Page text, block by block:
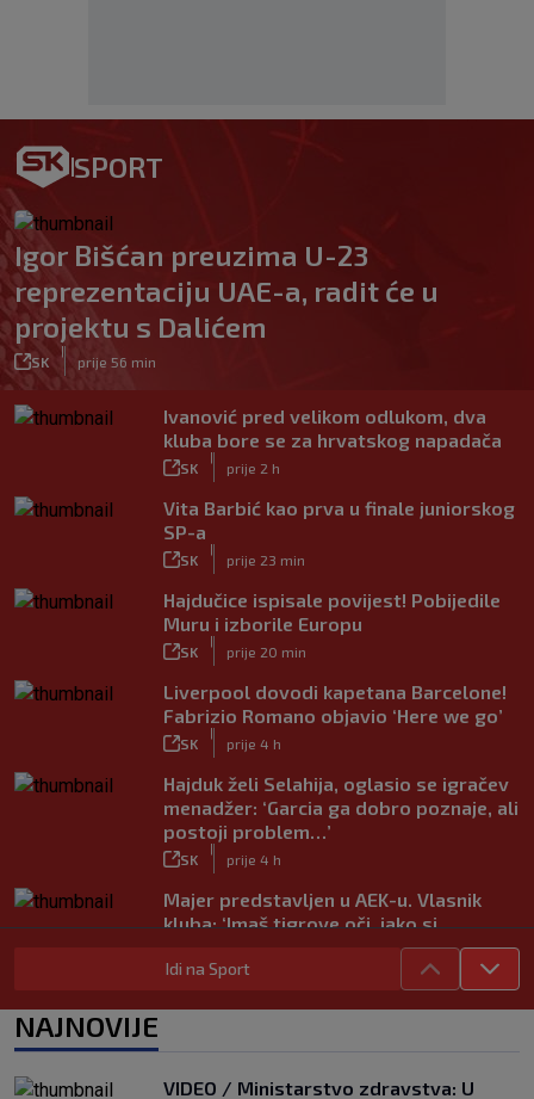
SPORT
Igor Bišćan preuzima U-23
reprezentaciju UAE-a, radit će u
projektu s Dalićem
SK prije 56 min
Ivanović pred velikom odlukom, dva
kluba bore se za hrvatskog napadača
SK prije 2 h
Vita Barbić kao prva u finale juniorskog
SP-a
SK prije 23 min
Hajdučice ispisale povijest! Pobijedile
Muru i izborile Europu
SK prije 20 min
Liverpool dovodi kapetana Barcelone!
Fabrizio Romano objavio ‘Here we go’
SK prije 4 h
Hajduk želi Selahija, oglasio se igračev
menadžer: ‘Garcia ga dobro poznaje, ali
postoji problem…’
SK prije 4 h
Majer predstavljen u AEK-u. Vlasnik
kluba: ‘Imaš tigrove oči, jako si
SK
|
prije 4 h
Bio je hit druge lige, a sada s Istrom
SK
|
prije 5 h
Idi na Sport
NAJNOVIJE
VIDEO / Ministarstvo zdravstva: U